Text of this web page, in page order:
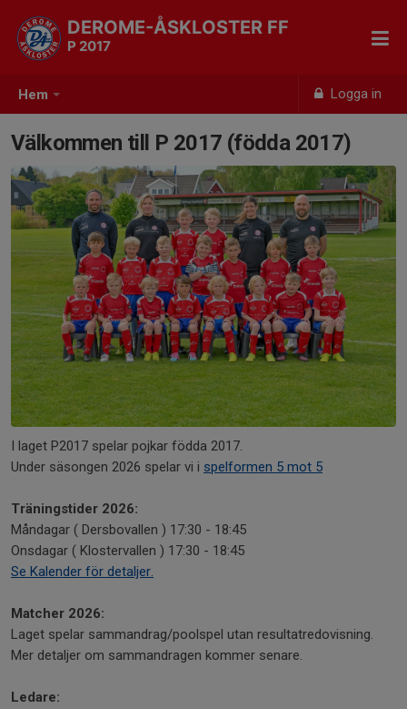
Hem Logga in
DEROME-ÅSKLOSTER FF
P 2017
Välkommen till P 2017 (födda 2017)
I laget P2017 spelar pojkar födda 2017.
Under säsongen 2026 spelar vi i spelformen 5 mot 5
Träningstider 2026:
Måndagar ( Dersbovallen ) 17:30 - 18:45
Onsdagar ( Klostervallen ) 17:30 - 18:45
Se Kalender för detaljer.
Matcher 2026:
Laget spelar sammandrag/poolspel utan resultatredovisning.
Mer detaljer om sammandragen kommer senare.
Ledare: